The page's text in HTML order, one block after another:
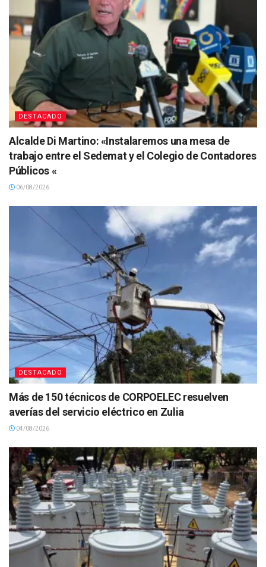
DESTACADO
Alcalde Di Martino: «Instalaremos una mesa de
trabajo entre el Sedemat y el Colegio de Contadores
Públicos «
06/08/2026
DESTACADO
Más de 150 técnicos de CORPOELEC resuelven
averías del servicio eléctrico en Zulia
04/08/2026